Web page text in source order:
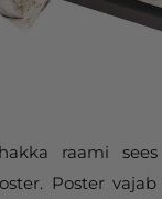
raami
Poster